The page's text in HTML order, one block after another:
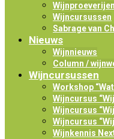
Wijnproeverijen
Wijncursussen
Sabrage van
Nieuws
Wijnnieuws
Column /
Wijncursussen
Workshop
Wijncursus
Wijncursus
Wijncursus
Wijnkennis